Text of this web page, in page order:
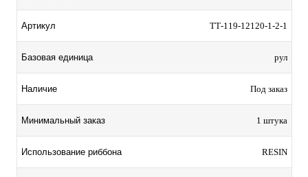
Артикул ТТ-119-12120-1-2-1
Базовая единица рул
Наличие Под заказ
Минимальный заказ 1 штука
Использование риббона RESIN